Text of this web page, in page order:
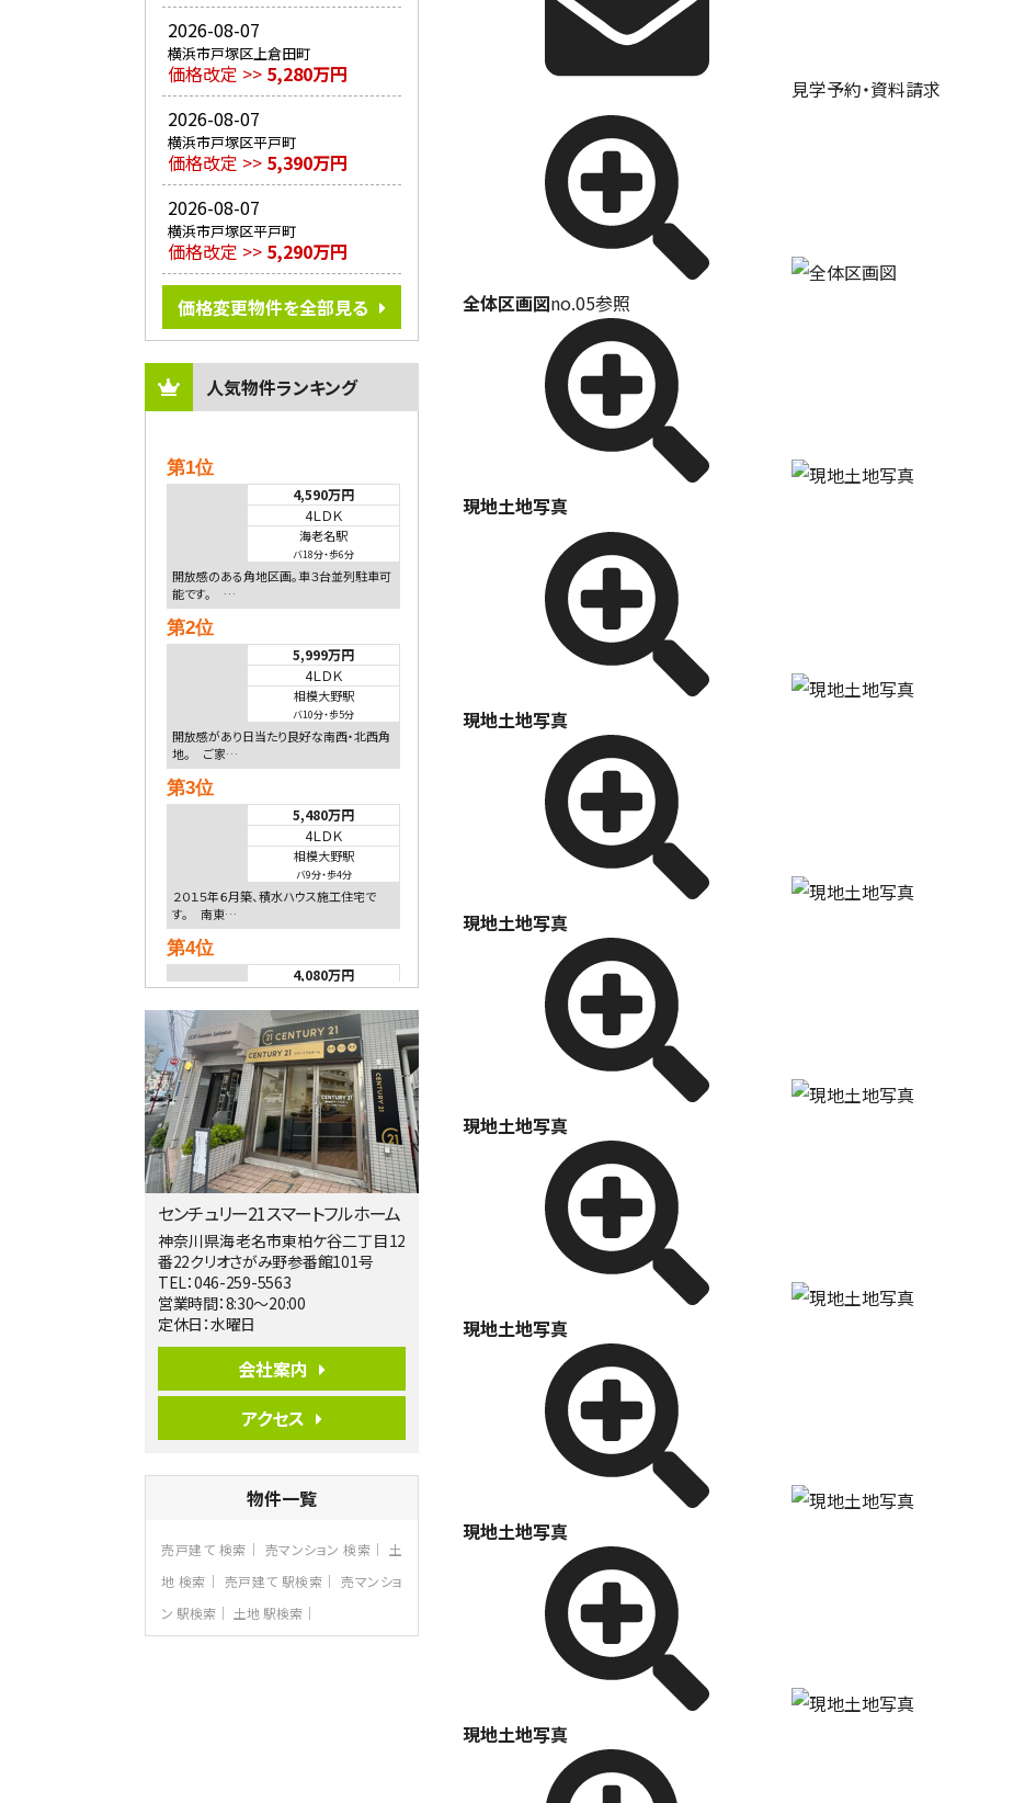
2026-08-07
横浜市戸塚区上倉田町
価格改定 >> 5,280万円
2026-08-07
横浜市戸塚区平戸町
価格改定 >> 5,390万円
2026-08-07
横浜市戸塚区平戸町
価格改定 >> 5,290万円
価格変更物件を全部見る
人気物件ランキング
第1位
4,590万円
4ＬＤＫ
海老名駅
バ18分・歩6分
開放感のある角地区画。車３台並列駐車可
能です。 …
第2位
5,999万円
4ＬＤＫ
相模大野駅
バ10分・歩5分
開放感があり日当たり良好な南西・北西角
地。 ご家…
第3位
5,480万円
4ＬＤＫ
相模大野駅
バ9分・歩4分
２０１５年６月築、積水ハウス施工住宅で
す。 南東…
第4位
4,080万円
淵野辺駅
歩17分
南側道路に面しており日当たり良好。 キ
ッチンから…
第5位
3,680万円
4ＬＤＫ
橋本駅
バ19分・歩8分
開放感があり日当たり良好な南西・北西角
地区画。 …
第6位
3,680万円
4ＳＬＤＫ
リビングダイニング部分の床暖房完備 車
並列2台駐…
4ＬＤＫ
さがみ野駅
る広さ…
第8位
3,990万円
4ＬＤＫ
センチュリー21スマートフルホーム
神奈川県海老名市東柏ケ谷二丁目12
番22クリオさがみ野参番館101号
TEL：046-259-5563
営業時間：8:30～20:00
定休日：水曜日
会社案内
アクセス
物件一覧
売戸建て 検索 売マンション 検索
土
地 検索
売戸建て 駅検索
売マンショ
ン 駅検索
土地 駅検索
見学予約・資料請求
全体区画図no.05参照
現地土地写真
現地土地写真
現地土地写真
現地土地写真
現地土地写真
現地土地写真
現地土地写真